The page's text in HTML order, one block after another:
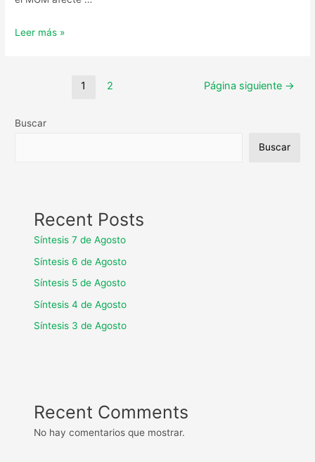
Leer más »
1 2 Página siguiente →
Buscar
Buscar
Recent Posts
Síntesis 7 de Agosto
Síntesis 6 de Agosto
Síntesis 5 de Agosto
Síntesis 4 de Agosto
Síntesis 3 de Agosto
Recent Comments
No hay comentarios que mostrar.